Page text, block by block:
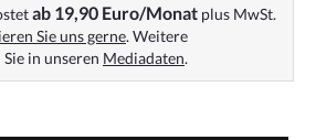
ab 19,90 Euro/Monat plus MwSt.
Sie uns gerne. Weitere
in unseren Mediadaten.